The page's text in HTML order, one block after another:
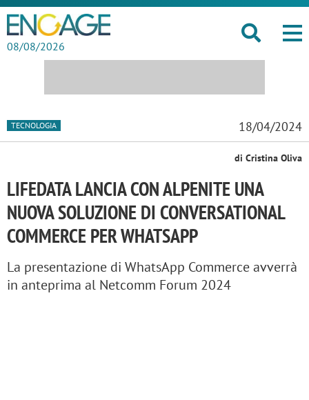
08/08/2026
TECNOLOGIA 18/04/2024
di Cristina Oliva
LIFEDATA LANCIA CON ALPENITE UNA
NUOVA SOLUZIONE DI CONVERSATIONAL
COMMERCE PER WHATSAPP
La presentazione di WhatsApp Commerce avverrà
in anteprima al Netcomm Forum 2024